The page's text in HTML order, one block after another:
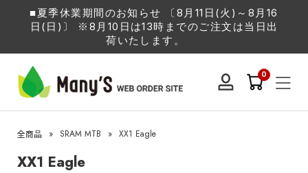
■夏季休業期間のお知らせ 〔8月11日(火)～8月16
日(日)〕 ※8月10日は13時までのご注文は当日出
荷いたします。
0
全商品 » SRAM MTB » XX1 Eagle
XX1 Eagle